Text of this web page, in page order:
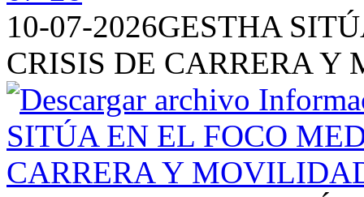
10-07-2026GESTHA
CRISIS DE CARRERA Y